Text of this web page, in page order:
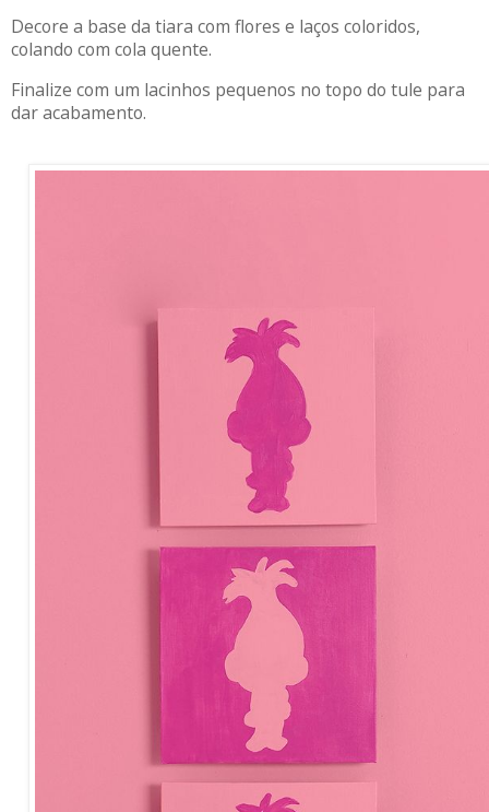
Decore a base da tiara com flores e laços coloridos,
colando com cola quente.
Finalize com um lacinhos pequenos no topo do tule para
dar acabamento.